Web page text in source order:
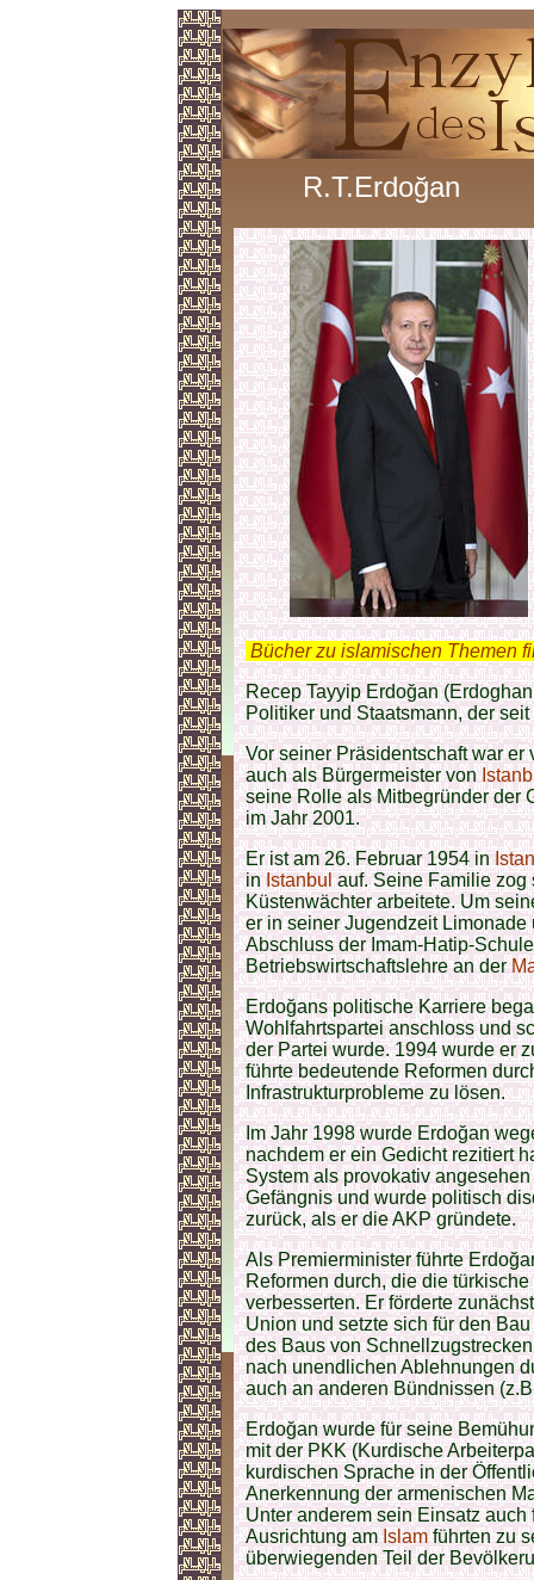
R.T.Erdoğan
Bücher zu islamischen Themen
Recep Tayyip Erdoğan
Politiker und Staatsmann, der
Vor seiner Präsidentschaft war
auch als Bürgermeister von
seine Rolle als Mitbegründer der
im Jahr 2001.
Er ist am 26. Februar 1954 in
inIstanbulauf. Seine Familie zog
Küstenwächter arbeitete. Um
er in seiner Jugendzeit
Abschluss der Imam-Hatip-
Betriebswirtschaftslehre an der
Erdoğans politische Karriere
Wohlfahrtspartei anschloss und
der Partei wurde. 1994 wurde er
führte bedeutende Reformen
Infrastrukturprobleme zu lösen.
Im Jahr 1998 wurde Erdoğan
nachdem er ein Gedicht rezitiert
System als provokativ
Gefängnis und wurde politisch
zurück, als er die AKP gründete.
Als Premierminister führte
Reformen durch, die die
verbesserten. Er förderte
Union und setzte sich für den
des Baus von
nach unendlichen Ablehnungen
auch an anderen Bündnissen
Erdoğan wurde für seine
mit der PKK (Kurdische
kurdischen Sprache in der
Anerkennung der armenischen
Unter anderem sein Einsatz
Ausrichtung amIslamführten zu
überwiegenden Teil der